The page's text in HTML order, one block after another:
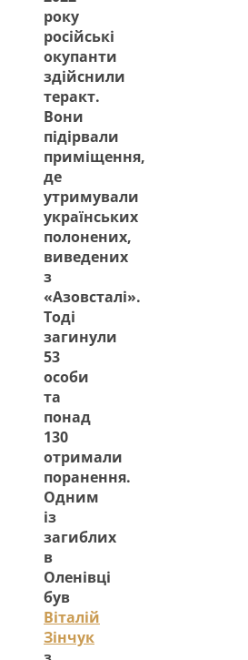
року
російські
окупанти
здійснили
теракт.
Вони
підірвали
приміщення,
де
утримували
українських
полонених,
виведених
з
«Азовсталі».
Тоді
загинули
53
особи
та
понад
130
отримали
поранення.
Одним
із
загиблих
в
Оленівці
був
Віталій
Зінчук